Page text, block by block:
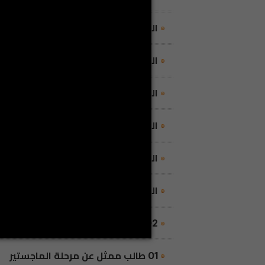
السيّد محمد الهادي الطاهري
السيّد أيمن بن الصيد
السيّدة إيناس موحلي
السيّد حاتم الزعبي
السيّد عيسى خماسي
السيّدة سمية المحمدي
02 طلبة ممثلين عن مرحلة الإجازة
01 طالب ممثل عن مرحلة الماجستير